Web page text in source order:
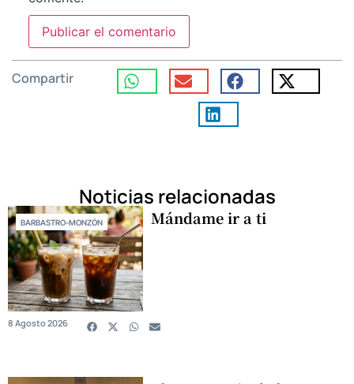
Compartir
Noticias relacionadas
BARBASTRO-MONZÓN Mándame ir a ti
8 Agosto 2026